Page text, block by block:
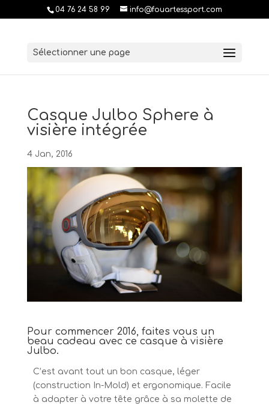
04 76 24 58 99 info@fouartessport.com
Sélectionner une page
Casque Julbo Sphere à
visière intégrée
4 Jan, 2016
Pour commencer 2016, faites vous un
beau cadeau avec ce casque à visière
Julbo.
C’est avant tout un bon casque, léger
(construction In-Mold) et ergonomique. Facile
à adapter à votre tête grâce à sa molette de